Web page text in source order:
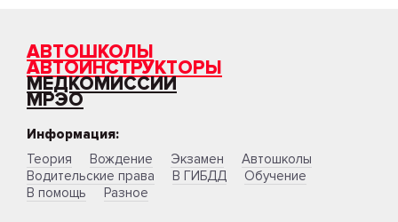
АВТОШКОЛЫ
АВТОИНСТРУКТОРЫ
МЕДКОМИССИИ
МРЭО
Информация:
Теория
Вождение Экзамен
Автошколы
Водительские права
В ГИБДД
Обучение
В помощь
Разное